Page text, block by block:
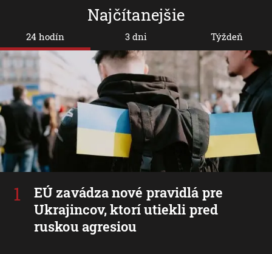
Najčítanejšie
24 hodín
EÚ zavádza nové pravidlá pre
Ukrajincov, ktorí utiekli pred
ruskou agresiou
3 dni Týždeň